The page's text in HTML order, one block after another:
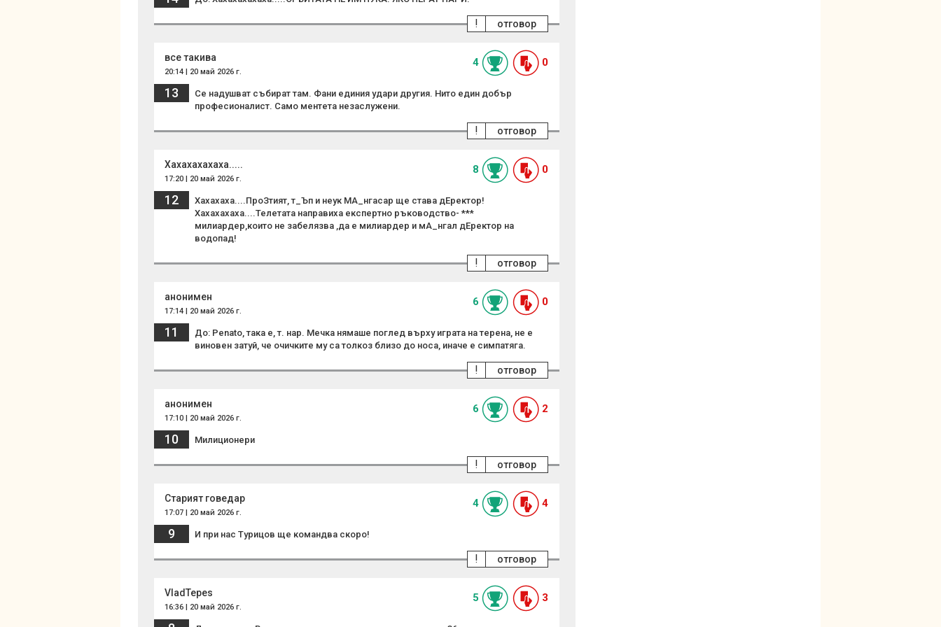
отговор
!
все такива
20:14 | 20 май 2026 г.
4 0
13
Се надушват събират там. Фани единия удари другия. Нито един добър
професионалист. Само ментета незаслужени.
отговор
!
Хахахахахаха.....
17:20 | 20 май 2026 г.
8 0
12
Хахахаха....ПроЗтият, т_Ъп и неук МА_нгасар ще става дЕректор!
Хахахахаха....Телетата направиха експертно ръководство- ***
милиардер,които не забелязва ,да е милиардер и мА_нгал дЕректор на
водопад!
отговор
!
анонимен
17:14 | 20 май 2026 г.
6 0
11
До: Penato, така е, т. нар. Мечка нямаше поглед върху играта на терена, не е
виновен затуй, че очичките му са толкоз близо до носа, иначе е симпатяга.
отговор
!
анонимен
17:10 | 20 май 2026 г.
6 2
10 Милиционери
отговор
!
Старият говедар
17:07 | 20 май 2026 г.
4 4
9 И при нас Турицов ще командва скоро!
отговор
!
VladTepes
16:36 | 20 май 2026 г.
5 3